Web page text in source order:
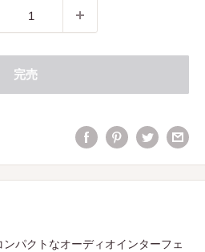
完売
パクトなオーディオインターフェ